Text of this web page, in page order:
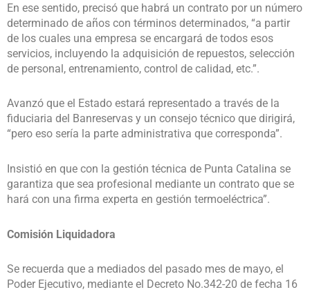
En ese sentido, precisó que habrá un contrato por un número
determinado de años con términos determinados, “a partir
de los cuales una empresa se encargará de todos esos
servicios, incluyendo la adquisición de repuestos, selección
de personal, entrenamiento, control de calidad, etc.”.
Avanzó que el Estado estará representado a través de la
fiduciaria del Banreservas y un consejo técnico que dirigirá,
“pero eso sería la parte administrativa que corresponda”.
Insistió en que con la gestión técnica de Punta Catalina se
garantiza que sea profesional mediante un contrato que se
hará con una firma experta en gestión termoeléctrica”.
Comisión Liquidadora
Se recuerda que a mediados del pasado mes de mayo, el
Poder Ejecutivo, mediante el Decreto No.342-20 de fecha 16